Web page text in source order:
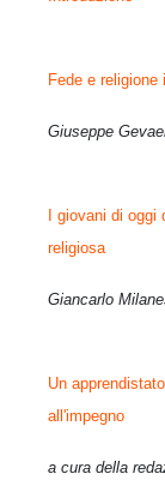
Fede e
Giuseppe
I giovani di oggi
religiosa
Giancarlo
Un
all'impegno
a cura della